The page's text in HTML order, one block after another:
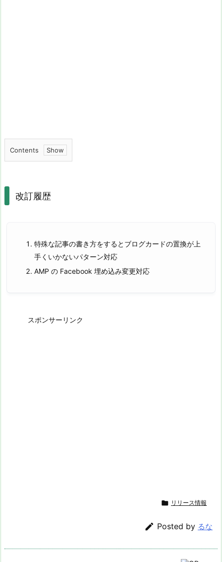
Contents
訂
履
改訂履歴
特殊な記事の書き方をするとブログカードの置換が上
手くいかないパターン対応
AMP の Facebook 埋め込み変更対応
スポンサーリンク
 リリース情報
 Posted by るな